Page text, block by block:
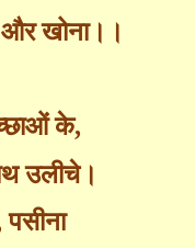
और खोना।।
के,
उलीचे।
पसीना